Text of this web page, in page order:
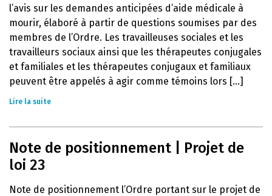
l’avis sur les demandes anticipées d’aide médicale à
mourir, élaboré à partir de questions soumises par des
membres de l’Ordre. Les travailleuses sociales et les
travailleurs sociaux ainsi que les thérapeutes conjugales
et familiales et les thérapeutes conjugaux et familiaux
peuvent être appelés à agir comme témoins lors [...]
Lire la suite
Note de positionnement | Projet de
loi 23
Note de positionnement l’Ordre portant sur le projet de